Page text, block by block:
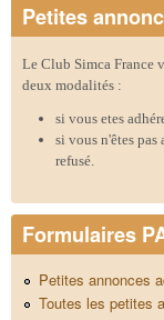
Petites
Le Club Simca France
deux modalités :
si vous etes
si vous n'êtes pas
refusé.
Formulaires
Petites annonces
Toutes les petites